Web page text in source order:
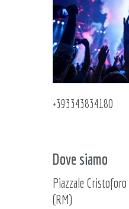
+393343834180
Dove siamo
Piazzale
(RM)